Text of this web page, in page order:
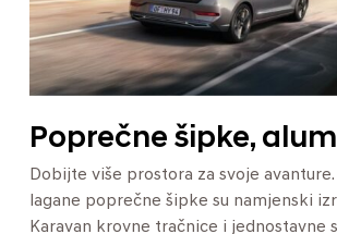
Poprečne šipke,
Dobijte više prostora za svoje
lagane poprečne šipke su namjenski
Karavan krovne tračnice i jednostavne